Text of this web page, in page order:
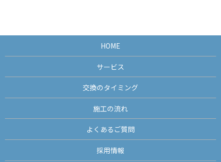
HOME
サービス
交換のタイミング
施工の流れ
よくあるご質問
採用情報